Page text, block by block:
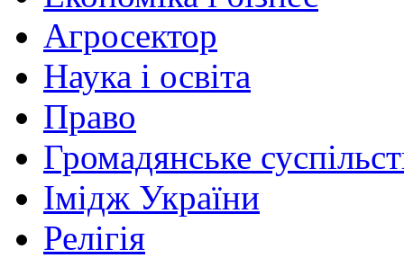
Агросектор
Наука і освіта
Право
Громадянське
Імідж України
Релігія